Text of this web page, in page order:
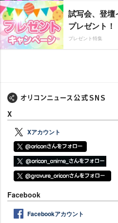
試写会、登壇
プレゼント！
プレゼント特集
X
Xアカウント
Facebook
Facebookアカウント